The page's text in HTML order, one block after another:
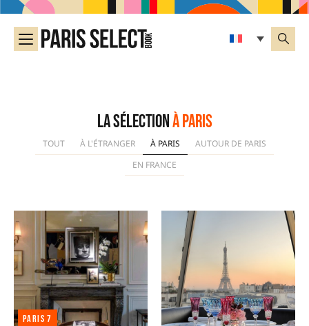
La sélectionÀ Paris
TOUT À L'ÉTRANGER À PARIS
AUTOUR DE PARIS
EN FRANCE
Paris 7